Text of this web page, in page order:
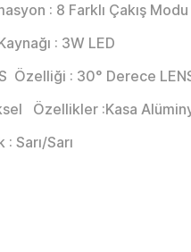
: 8 Farklı Çakış Modu
: 3W LED
Özelliği : 30° Derece
Özellikler :Kasa
: Sarı/Sarı